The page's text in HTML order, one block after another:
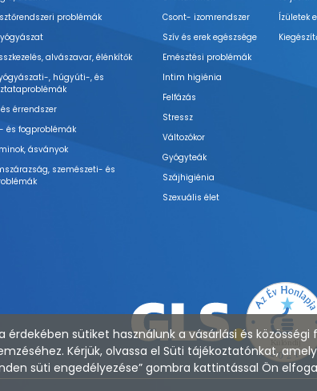
problémák
alvászavar, élénkítők
, húgyúti-, és
érrendszer
és fogproblémák
ásványok
szemészeti- és
Csont- izomrendszer
Szív és erek egészsége
Emésztési problémák
Intim higiénia
Felfázás
Stressz
Változókor
Gyógyteák
Szájhigiénia
Szexuális élet
Ízületek
sütiket használunk a vásárlási és
Kérjük, olvassa el Süti tájékoztatónkat,
süti engedélyezése” gombra kattintással Ön